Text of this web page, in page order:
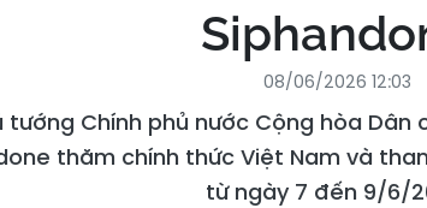
08/06/2026 12:03
tướng Chính phủ nước Cộng hòa Dân
thăm chính thức Việt Nam và
từ ngày 7 đến 9/6/